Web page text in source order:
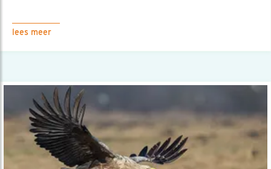
lees meer